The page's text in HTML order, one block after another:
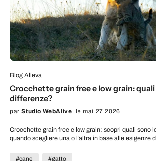
Blog Alleva
Crocchette grain free e low grain: quali
differenze?
parStudio WebAlive le mai 27 2026
Crocchette grain free e low grain: scopri quali sono
quando scegliere una o l’altra in base alle esigenze
#cane #gatto